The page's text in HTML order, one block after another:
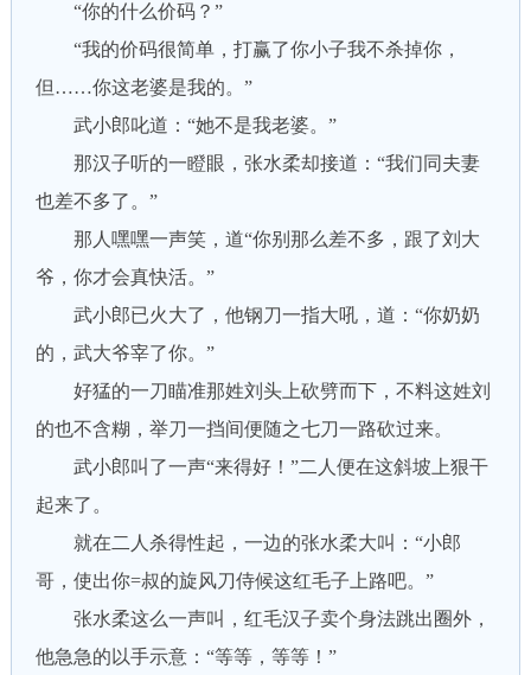
“你的什么价码？”
“我的价码很简单，打赢了你小子我不杀掉你，
但……你这老婆是我的。”
武小郎叱道：“她不是我老婆。”
那汉子听的一瞪眼，张水柔却接道：“我们同夫妻
也差不多了。”
那人嘿嘿一声笑，道“你别那么差不多，跟了刘大
爷，你才会真快活。”
武小郎已火大了，他钢刀一指大吼，道：“你奶奶
的，武大爷宰了你。”
好猛的一刀瞄准那姓刘头上砍劈而下，不料这姓刘
的也不含糊，举刀一挡间便随之七刀一路砍过来。
武小郎叫了一声“来得好！”二人便在这斜坡上狠干
起来了。
就在二人杀得性起，一边的张水柔大叫：“小郎
哥，使出你=叔的旋风刀侍候这红毛子上路吧。”
张水柔这么一声叫，红毛汉子卖个身法跳出圈外，
他急急的以手示意：“等等，等等！”